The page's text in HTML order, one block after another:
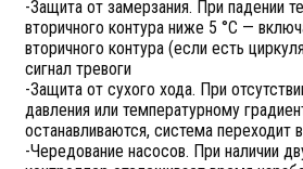
-Защита от замерзания. При падении
вторичного контура ниже 5 °C —
вторичного контура (если есть
сигнал тревоги
-Защита от сухого хода. При
давления или температурному
останавливаются, система
-Чередование насосов. При наличии